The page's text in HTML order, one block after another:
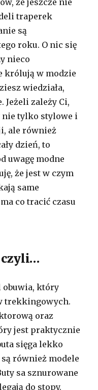
traperek
są
roku. O nic się
nieco
królują w modzie
wiedziała,
Jeżeli zależy Ci,
nie tylko stylowe i
ale również
dzień, to
uwagę modne
że jest w czym
same
co tracić czasu
czyli…
który
trekkingowych.
oraz
jest praktycznie
sięga lekko
również modele
sa sznurowane
do stopy.